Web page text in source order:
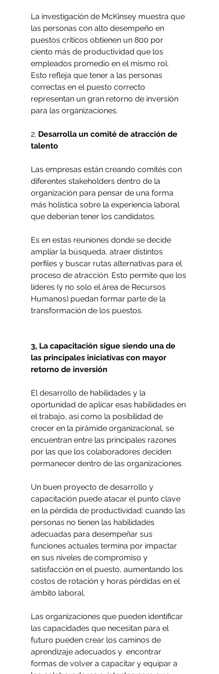
La investigación de McKinsey muestra que
las personas con alto desempeño en
puestos críticos obtienen un 800 por
ciento más de productividad que los
empleados promedio en el mismo rol.
Esto refleja que tener a las personas
correctas en el puesto correcto
representan un gran retorno de inversión
para las organizaciones.
2. Desarrolla un comité de atracción de
talento
Las empresas están creando comités con
diferentes stakeholders dentro de la
organización para pensar de una forma
más holística sobre la experiencia laboral
que deberían tener los candidatos.
Es en estas reuniones donde se decide
ampliar la búsqueda, atraer distintos
perfiles y buscar rutas alternativas para el
proceso de atracción. Esto permite que los
líderes (y no solo el área de Recursos
Humanos) puedan formar parte de la
transformación de los puestos.
3. La capacitación sigue siendo una de
las principales iniciativas con mayor
retorno de inversión
El desarrollo de habilidades y la
oportunidad de aplicar esas habilidades en
el trabajo, así como la posibilidad de
crecer en la pirámide organizacional, se
encuentran entre las principales razones
por las que los colaboradores deciden
permanecer dentro de las organizaciones.
Un buen proyecto de desarrollo y
capacitación puede atacar el punto clave
en la pérdida de productividad: cuando las
personas no tienen las habilidades
adecuadas para desempeñar sus
funciones actuales termina por impactar
en sus niveles de compromiso y
satisfacción en el puesto, aumentando los
costos de rotación y horas pérdidas en el
ámbito laboral.
Las organizaciones que pueden identificar
las capacidades que necesitan para el
futuro pueden crear los caminos de
aprendizaje adecuados y  encontrar
formas de volver a capacitar y equipar a